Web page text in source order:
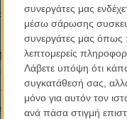
συνεργάτες μας
μέσω σάρωσης
συνεργάτες μας όπως
λεπτομερείς
Λάβετε υπόψη ότι
συγκατάθεσή σας,
μόνο για αυτόν τον
ανά πάσα στιγμή
αυτό είναι το
/ Λήδα Γαλανού
είναι αυτός ο τίτλος